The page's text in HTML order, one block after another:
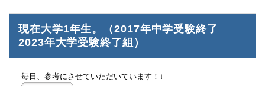
現在大学1年生。（2017年中学受験終了
2023年大学受験終了組）
毎日、参考にさせていただいています！↓